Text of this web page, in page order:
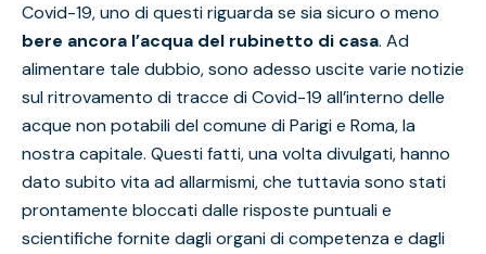
Covid-19, uno di questi riguarda se sia sicuro o meno
bere ancora l’acqua del rubinetto di casa. Ad
alimentare tale dubbio, sono adesso uscite varie notizie
sul ritrovamento di tracce di Covid-19 all’interno delle
acque non potabili del comune di Parigi e Roma, la
nostra capitale. Questi fatti, una volta divulgati, hanno
dato subito vita ad allarmismi, che tuttavia sono stati
prontamente bloccati dalle risposte puntuali e
scientifiche fornite dagli organi di competenza e dagli